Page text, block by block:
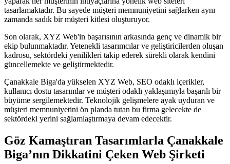
tasarlamaktadır. Bu sayede müşteri memnuniyetini sağlarken aynı
zamanda sadık bir müşteri kitlesi oluşturuyor.
Son olarak, XYZ Web'in başarısının arkasında genç ve dinamik bir
ekip bulunmaktadır. Yetenekli tasarımcılar ve geliştiricilerden oluşan
kadrosu, sektördeki yenilikleri takip ederek sürekli olarak kendini
güncellemekte ve geliştirmektedir.
Çanakkale Biga'da yükselen XYZ Web, SEO odaklı içerikler,
kullanıcı dostu tasarımlar ve müşteri odaklı yaklaşımıyla başarılı bir
büyüme sergilemektedir. Teknolojik gelişmelere ayak uyduran ve
müşteri memnuniyetini ön planda tutan bu firma gelecekte de
sektördeki yerini sağlamlaştırmaya devam edecektir.
Göz Kamaştıran Tasarımlarla Çanakkale
Biga’nın Dikkatini Çeken Web Şirketi